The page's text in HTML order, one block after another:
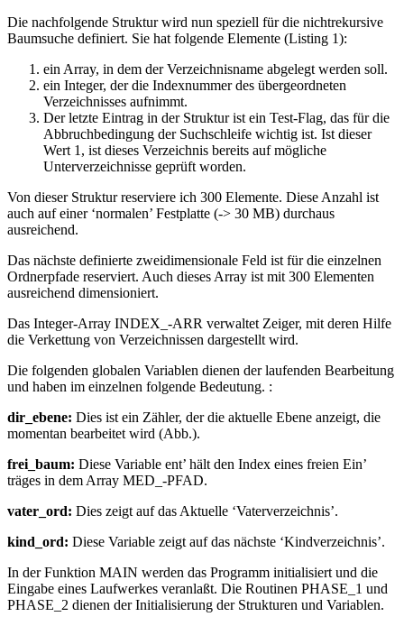
Die nachfolgende Struktur wird nun speziell für die nichtrekursive
Baumsuche definiert. Sie hat folgende Elemente (Listing 1):
ein Array, in dem der Verzeichnisname abgelegt werden soll.
ein Integer, der die Indexnummer des übergeordneten
Verzeichnisses aufnimmt.
Der letzte Eintrag in der Struktur ist ein Test-Flag, das für die
Abbruchbedingung der Suchschleife wichtig ist. Ist dieser
Wert 1, ist dieses Verzeichnis bereits auf mögliche
Unterverzeichnisse geprüft worden.
Von dieser Struktur reserviere ich 300 Elemente. Diese Anzahl ist
auch auf einer ‘normalen’ Festplatte (-> 30 MB) durchaus
ausreichend.
Das nächste definierte zweidimensionale Feld ist für die einzelnen
Ordnerpfade reserviert. Auch dieses Array ist mit 300 Elementen
ausreichend dimensioniert.
Das Integer-Array INDEX_-ARR verwaltet Zeiger, mit deren Hilfe
die Verkettung von Verzeichnissen dargestellt wird.
Die folgenden globalen Variablen dienen der laufenden Bearbeitung
und haben im einzelnen folgende Bedeutung. :
dir_ebene: Dies ist ein Zähler, der die aktuelle Ebene anzeigt, die
momentan bearbeitet wird (Abb.).
frei_baum: Diese Variable ent’ hält den Index eines freien Ein’
träges in dem Array MED_-PFAD.
vater_ord: Dies zeigt auf das Aktuelle ‘Vaterverzeichnis’.
kind_ord: Diese Variable zeigt auf das nächste ‘Kindverzeichnis’.
In der Funktion MAIN werden das Programm initialisiert und die
Eingabe eines Laufwerkes veranlaßt. Die Routinen PHASE_1 und
PHASE_2 dienen der Initialisierung der Strukturen und Variablen.